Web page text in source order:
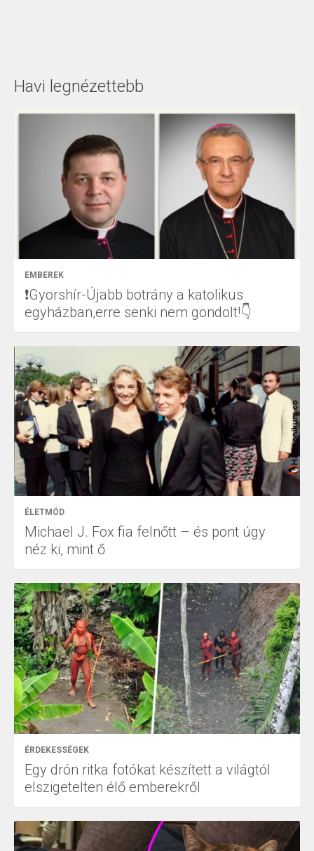
Havi legnézettebb
EMBEREK
❗Gyorshír-Újabb botrány a katolikus
egyházban,erre senki nem gondolt!👇
ÉLETMÓD
Michael J. Fox fia felnőtt – és pont úgy
néz ki, mint ő
ÉRDEKESSÉGEK
Egy drón ritka fotókat készített a világtól
elszigetelten élő emberekről